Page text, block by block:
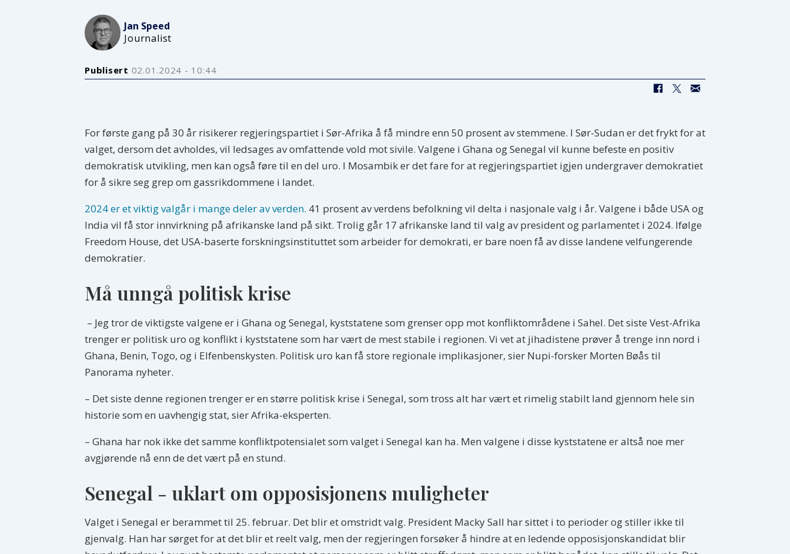
Jan Speed
Journalist
Publisert 02.01.2024 - 10:44
For første gang på 30 år risikerer regjeringspartiet i Sør-Afrika å få mindre enn 50 prosent av stemmene. I Sør-Sudan er det frykt for at
valget, dersom det avholdes, vil ledsages av omfattende vold mot sivile. Valgene i Ghana og Senegal vil kunne befeste en positiv
demokratisk utvikling, men kan også føre til en del uro. I Mosambik er det fare for at regjeringspartiet igjen undergraver demokratiet
for å sikre seg grep om gassrikdommene i landet.
2024 er et viktig valgår i mange deler av verden. 41 prosent av verdens befolkning vil delta i nasjonale valg i år. Valgene i både USA og
India vil få stor innvirkning på afrikanske land på sikt. Trolig går 17 afrikanske land til valg av president og parlamentet i 2024. Ifølge
Freedom House, det USA-baserte forskningsinstituttet som arbeider for demokrati, er bare noen få av disse landene velfungerende
demokratier.
Må unngå politisk krise
– Jeg tror de viktigste valgene er i Ghana og Senegal, kyststatene som grenser opp mot konfliktområdene i Sahel. Det siste Vest-Afrika
trenger er politisk uro og konflikt i kyststatene som har vært de mest stabile i regionen. Vi vet at jihadistene prøver å trenge inn nord i
Ghana, Benin, Togo, og i Elfenbenskysten. Politisk uro kan få store regionale implikasjoner, sier Nupi-forsker Morten Bøås til
Panorama nyheter.
– Det siste denne regionen trenger er en større politisk krise i Senegal, som tross alt har vært et rimelig stabilt land gjennom hele sin
historie som en uavhengig stat, sier Afrika-eksperten.
– Ghana har nok ikke det samme konfliktpotensialet som valget i Senegal kan ha. Men valgene i disse kyststatene er altså noe mer
avgjørende nå enn de det vært på en stund.
Senegal - uklart om opposisjonens muligheter
Valget i Senegal er berammet til 25. februar. Det blir et omstridt valg. President Macky Sall har sittet i to perioder og stiller ikke til
gjenvalg. Han har sørget for at det blir et reelt valg, men der regjeringen forsøker å hindre at en ledende opposisjonskandidat blir